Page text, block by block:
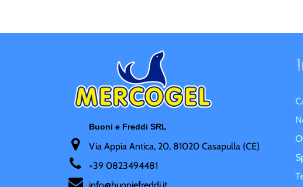
Buoni e Freddi SRL
Via Appia Antica, 20, 81020 Casapulla (CE)
+39 0823494481